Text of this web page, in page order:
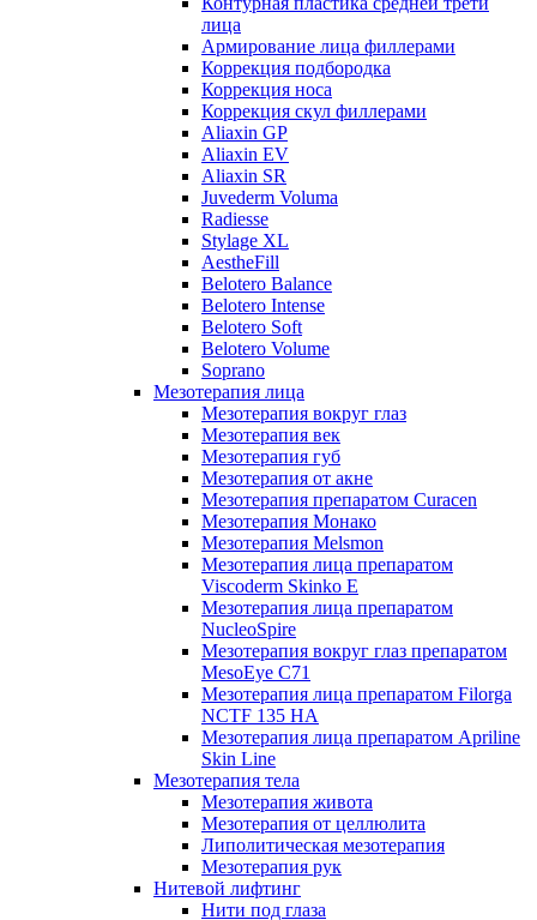
лица
Армирование лица филлерами
Коррекция подбородка
Коррекция носа
Коррекция скул филлерами
Aliaxin GP
Aliaxin EV
Aliaxin SR
Juvederm Voluma
Radiesse
Stylage XL
AestheFill
Belotero Balance
Belotero Intense
Belotero Soft
Belotero Volume
Soprano
Мезотерапия лица
Мезотерапия вокруг глаз
Мезотерапия век
Мезотерапия губ
Мезотерапия от акне
Мезотерапия препаратом Curacen
Мезотерапия Монако
Мезотерапия Melsmon
Мезотерапия лица препаратом
Viscoderm Skinko E
Мезотерапия лица препаратом
NucleoSpire
Мезотерапия вокруг глаз препаратом
MesoEye С71
Мезотерапия лица препаратом Filorga
NCTF 135 HA
Мезотерапия лица препаратом Apriline
Skin Line
Мезотерапия тела
Мезотерапия живота
Мезотерапия от целлюлита
Липолитическая мезотерапия
Мезотерапия рук
Нитевой лифтинг
Нити под глаза